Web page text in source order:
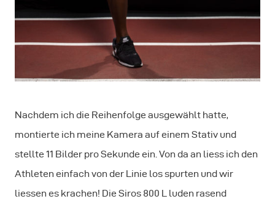
Nachdem ich die Reihenfolge ausgewählt hatte,
montierte ich meine Kamera auf einem Stativ und
stellte 11 Bilder pro Sekunde ein. Von da an liess ich den
Athleten einfach von der Linie los spurten und wir
liessen es krachen! Die Siros 800 L luden rasend